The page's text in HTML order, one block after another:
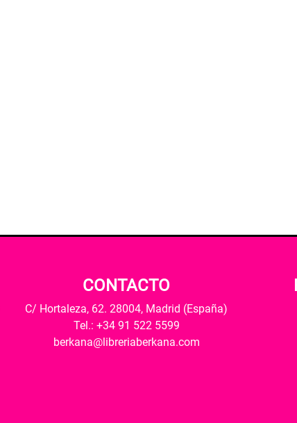
CONTACTO
C/ Hortaleza, 62. 28004, Madrid (España)
Tel.: +34 91 522 5599
berkana@libreriaberkana.com